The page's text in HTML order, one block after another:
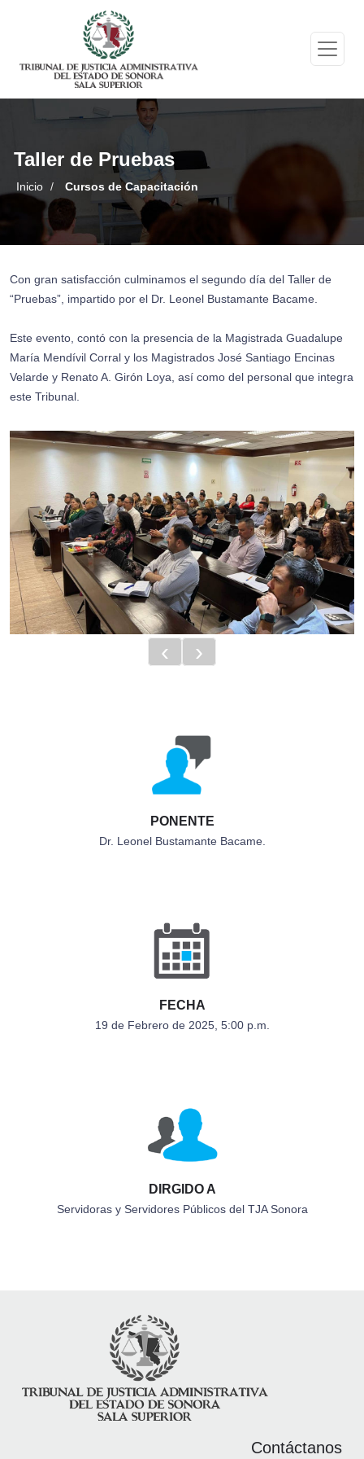
Taller de Pruebas
Inicio / Cursos de Capacitación
Con gran satisfacción culminamos el segundo día del Taller de
“Pruebas”, impartido por el Dr. Leonel Bustamante Bacame.
Este evento, contó con la presencia de la Magistrada Guadalupe
María Mendívil Corral y los Magistrados José Santiago Encinas
Velarde y Renato A. Girón Loya, así como del personal que integra
este Tribunal.
‹ ›
PONENTE
Dr. Leonel Bustamante Bacame.
FECHA
19 de Febrero de 2025, 5:00 p.m.
DIRGIDO A
Servidoras y Servidores Públicos del TJA Sonora
Contáctanos